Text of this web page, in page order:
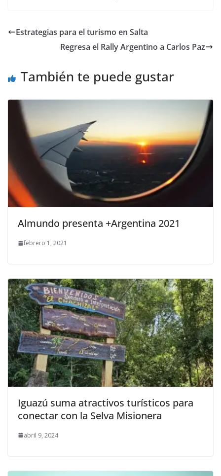
Estrategias para el turismo en Salta
Regresa el Rally Argentino a Carlos Paz
También te puede gustar
Almundo presenta +Argentina 2021
febrero 1, 2021
Iguazú suma atractivos turísticos para
conectar con la Selva Misionera
abril 9, 2024